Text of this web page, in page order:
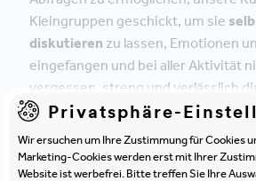
Kleingruppen geschickt, um sie
diskutieren zu lassen, Emotionen
eingefangen und bei aller Aktivität
vergessen, streng und verlässlich
Taktungdes geplanten Online-
einzuhalten.
Privatsphäre-
Wir ersuchen um Ihre Zustimmung für Cookies
Marketing-Cookies werden erst mit Ihrer
Website ist werbefrei. Bitte treffen Sie Ihre